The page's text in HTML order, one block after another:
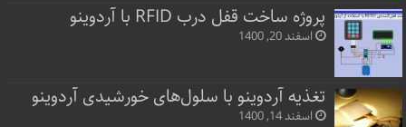
پروژه ساخت قفل‌ درب RFID با آردوینو
اسفند 20, 1400
تغذیه آردوینو با سلول‌های خورشیدی آردوینو
اسفند 14, 1400